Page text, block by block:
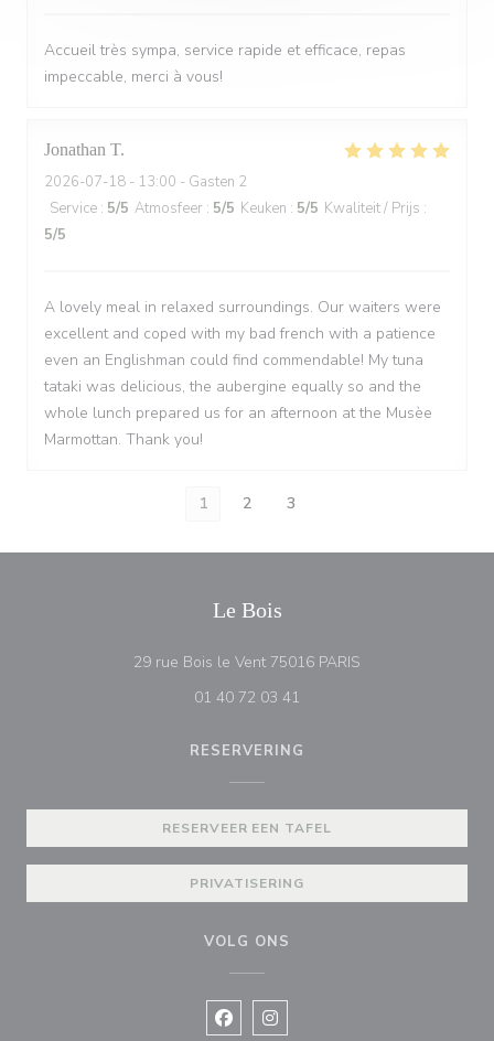
Accueil très sympa, service rapide et efficace, repas
impeccable, merci à vous!
Jonathan T
2026-07-18 - 13:00 - Gasten 2
Service : 5/5 Atmosfeer : 5/5 Keuken : 5/5 Kwaliteit / Prijs :
5/5
A lovely meal in relaxed surroundings. Our waiters were
excellent and coped with my bad french with a patience
even an Englishman could find commendable! My tuna
tataki was delicious, the aubergine equally so and the
whole lunch prepared us for an afternoon at the Musèe
Marmottan. Thank you!
1 2 3
Le Bois
29 rue Bois le Vent 75016 PARIS
01 40 72 03 41
RESERVERING
RESERVEER EEN TAFEL
PRIVATISERING
VOLG ONS
Facebook ((opent in een nieuw
Instagram ((opent in een